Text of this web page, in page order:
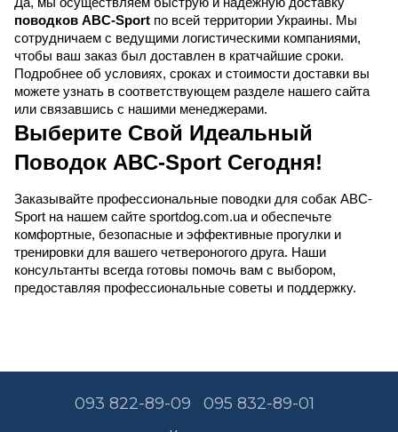
поводков ABC-Sport по всей территории Украины. Мы
сотрудничаем с ведущими логистическими компаниями,
чтобы ваш заказ был доставлен в кратчайшие сроки.
Подробнее об условиях, сроках и стоимости доставки вы
можете узнать в соответствующем разделе нашего сайта
или связавшись с нашими менеджерами.
Выберите Свой Идеальный
Поводок ABC-Sport Сегодня!
Заказывайте профессиональные поводки для собак ABC-
Sport на нашем сайте sportdog.com.ua и обеспечьте
комфортные, безопасные и эффективные прогулки и
тренировки для вашего четвероногого друга. Наши
консультанты всегда готовы помочь вам с выбором,
предоставляя профессиональные советы и поддержку.
093 822-89-09 095 832-89-01